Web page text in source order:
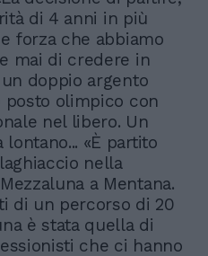
di 4 anni in più
forza che abbiamo
mai di credere in
doppio argento
olimpico con
nel libero. Un
«È partito
nella
a Mentana.
di un percorso di 20
è stata quella di
che ci hanno